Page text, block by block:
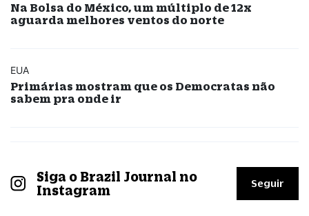
Na Bolsa do México, um múltiplo de 12x
aguarda melhores ventos do norte
EUA
Primárias mostram que os Democratas não
sabem pra onde ir
Siga o Brazil Journal no
Instagram
Seguir